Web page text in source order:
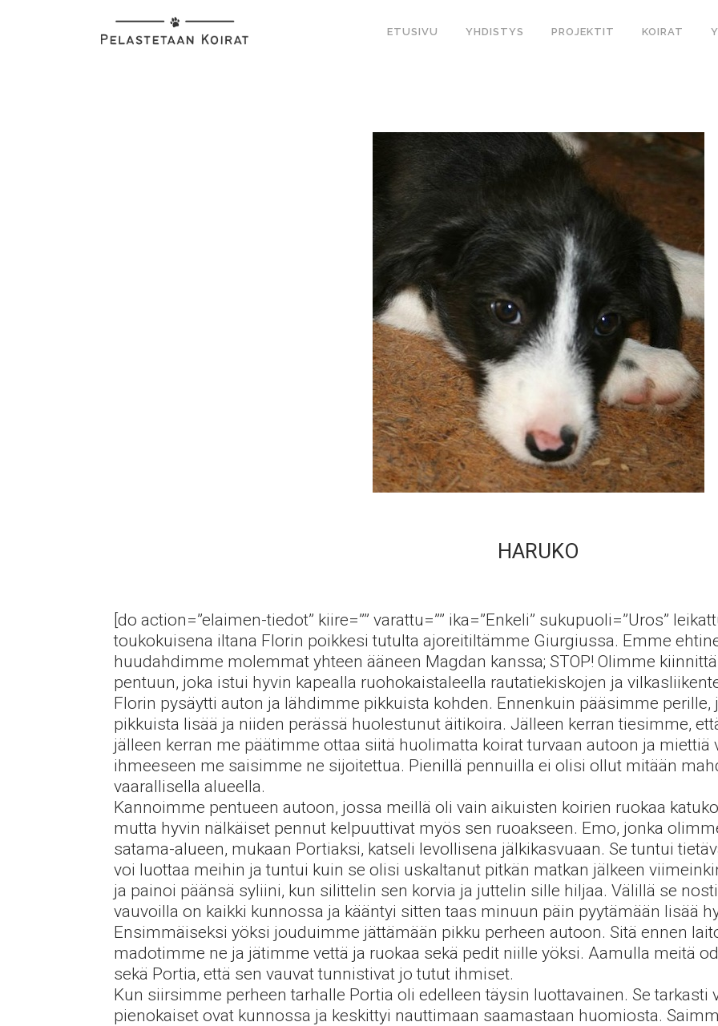
ETUSIVU YHDISTYS PROJEKTIT KOIRAT
HARUKO
[do action=”elaimen-tiedot” kiire=”” varattu=”” ika=”Enkeli” sukupuoli=”Uros”
toukokuisena iltana Florin poikkesi tutulta ajoreitiltämme Giurgiussa. Emme
huudahdimme molemmat yhteen ääneen Magdan kanssa; STOP! Olimme
pentuun, joka istui hyvin kapealla ruohokaistaleella rautatiekiskojen ja
Florin pysäytti auton ja lähdimme pikkuista kohden. Ennenkuin pääsimme
pikkuista lisää ja niiden perässä huolestunut äitikoira. Jälleen kerran tiesimme,
jälleen kerran me päätimme ottaa siitä huolimatta koirat turvaan autoon ja miettiä
ihmeeseen me saisimme ne sijoitettua. Pienillä pennuilla ei olisi ollut mitään
vaarallisella alueella.
Kannoimme pentueen autoon, jossa meillä oli vain aikuisten koirien ruokaa
mutta hyvin nälkäiset pennut kelpuuttivat myös sen ruoakseen. Emo, jonka
satama-alueen, mukaan Portiaksi, katseli levollisena jälkikasvuaan. Se tuntui
voi luottaa meihin ja tuntui kuin se olisi uskaltanut pitkän matkan jälkeen
ja painoi päänsä syliini, kun silittelin sen korvia ja juttelin sille hiljaa. Välillä se
vauvoilla on kaikki kunnossa ja kääntyi sitten taas minuun päin pyytämään lisää
Ensimmäiseksi yöksi jouduimme jättämään pikku perheen autoon. Sitä ennen
madotimme ne ja jätimme vettä ja ruokaa sekä pedit niille yöksi. Aamulla meitä
sekä Portia, että sen vauvat tunnistivat jo tutut ihmiset.
Kun siirsimme perheen tarhalle Portia oli edelleen täysin luottavainen. Se tarkasti
pienokaiset ovat kunnossa ja keskittyi nauttimaan saamastaan huomiosta.